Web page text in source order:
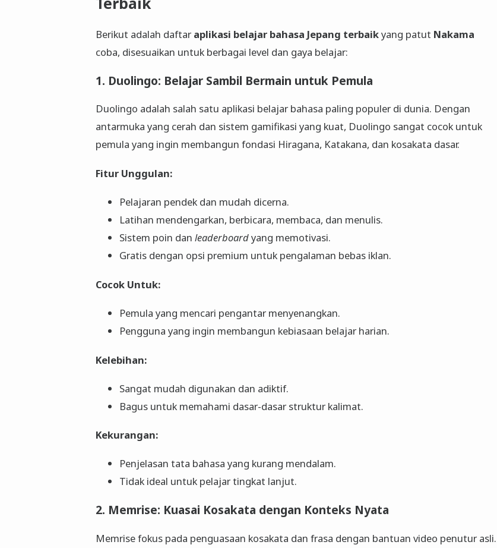
Berikut adalah daftaraplikasi belajar bahasa Jepang terbaikyang patut Nakama
coba, disesuaikan untuk berbagai level dan gaya belajar:
1. Duolingo: Belajar Sambil Bermain untuk Pemula
Duolingo adalah salah satu aplikasi belajar bahasa paling populer di dunia. Dengan
antarmuka yang cerah dan sistem gamifikasi yang kuat, Duolingo sangat cocok untuk
pemula yang ingin membangun fondasi Hiragana, Katakana, dan kosakata dasar.
Fitur Unggulan:
Pelajaran pendek dan mudah dicerna.
Latihan mendengarkan, berbicara, membaca, dan menulis.
Sistem poin dan leaderboardyang memotivasi.
Gratis dengan opsi premium untuk pengalaman bebas iklan.
Cocok Untuk:
Pemula yang mencari pengantar menyenangkan.
Pengguna yang ingin membangun kebiasaan belajar harian.
Kelebihan:
Sangat mudah digunakan dan adiktif.
Bagus untuk memahami dasar-dasar struktur kalimat.
Kekurangan:
Penjelasan tata bahasa yang kurang mendalam.
Tidak ideal untuk pelajar tingkat lanjut.
2. Memrise: Kuasai Kosakata dengan Konteks Nyata
Memrise fokus pada penguasaan kosakata dan frasa dengan bantuan video penutur asli.